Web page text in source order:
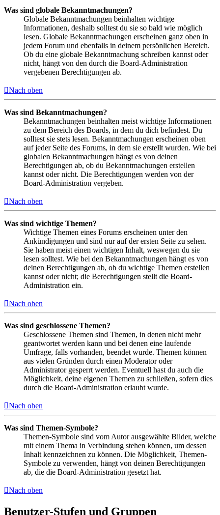
Was sind globale Bekanntmachungen?
Globale Bekanntmachungen beinhalten wichtige
Informationen, deshalb solltest du sie so bald wie möglich
lesen. Globale Bekanntmachungen erscheinen ganz oben in
jedem Forum und ebenfalls in deinem persönlichen Bereich.
Ob du eine globale Bekanntmachung schreiben kannst oder
nicht, hängt von den durch die Board-Administration
vergebenen Berechtigungen ab.
Nach oben
Was sind Bekanntmachungen?
Bekanntmachungen beinhalten meist wichtige Informationen
zu dem Bereich des Boards, in dem du dich befindest. Du
solltest sie stets lesen. Bekanntmachungen erscheinen oben
auf jeder Seite des Forums, in dem sie erstellt wurden. Wie bei
globalen Bekanntmachungen hängt es von deinen
Berechtigungen ab, ob du Bekanntmachungen erstellen
kannst oder nicht. Die Berechtigungen werden von der
Board-Administration vergeben.
Nach oben
Was sind wichtige Themen?
Wichtige Themen eines Forums erscheinen unter den
Ankündigungen und sind nur auf der ersten Seite zu sehen.
Sie haben meist einen wichtigen Inhalt, weswegen du sie
lesen solltest. Wie bei den Bekanntmachungen hängt es von
deinen Berechtigungen ab, ob du wichtige Themen erstellen
kannst oder nicht; die Berechtigungen stellt die Board-
Administration ein.
Nach oben
Was sind geschlossene Themen?
Geschlossene Themen sind Themen, in denen nicht mehr
geantwortet werden kann und bei denen eine laufende
Umfrage, falls vorhanden, beendet wurde. Themen können
aus vielen Gründen durch einen Moderator oder
Administrator gesperrt werden. Eventuell hast du auch die
Möglichkeit, deine eigenen Themen zu schließen, sofern dies
durch die Board-Administration erlaubt wurde.
Nach oben
Was sind Themen-Symbole?
Themen-Symbole sind vom Autor ausgewählte Bilder, welche
mit einem Thema in Verbindung stehen können, um dessen
Inhalt kennzeichnen zu können. Die Möglichkeit, Themen-
Symbole zu verwenden, hängt von deinen Berechtigungen
ab, die die Board-Administration gesetzt hat.
Nach oben
Benutzer-Stufen und Gruppen